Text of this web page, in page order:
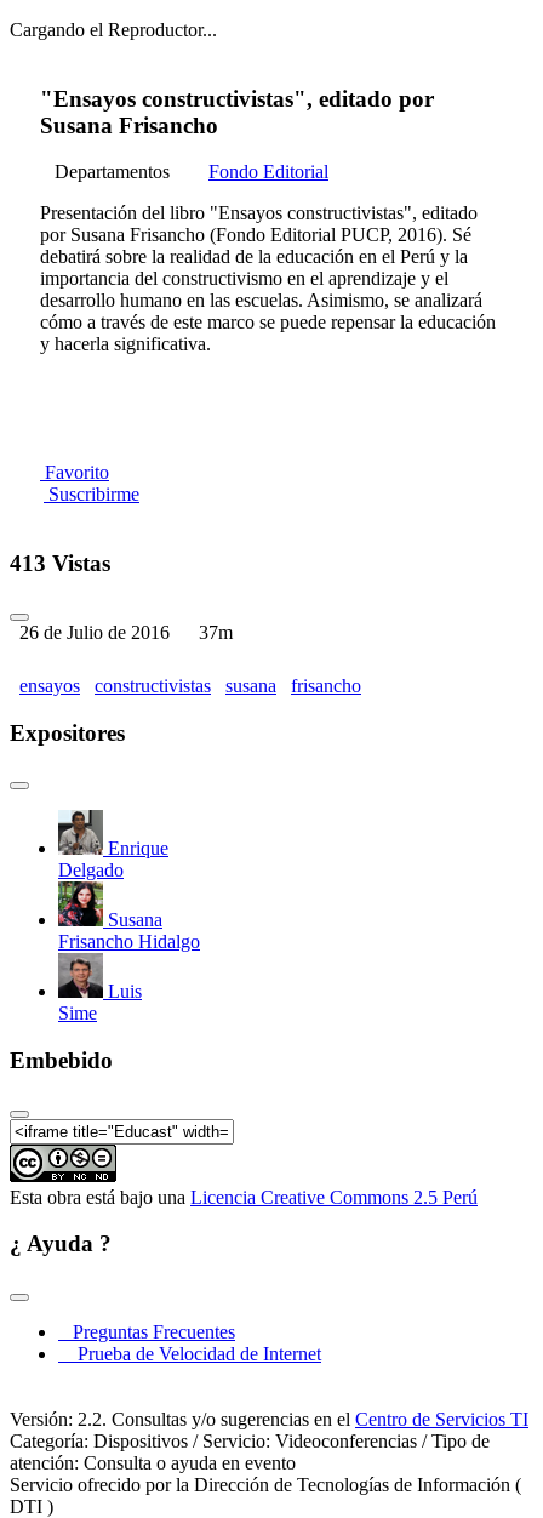
Cargando el Reproductor...
"Ensayos constructivistas", editado por
Susana Frisancho
Departamentos
Fondo Editorial
Presentación del libro "Ensayos constructivistas", editado
por Susana Frisancho (Fondo Editorial PUCP, 2016). Sé
debatirá sobre la realidad de la educación en el Perú y la
importancia del constructivismo en el aprendizaje y el
desarrollo humano en las escuelas. Asimismo, se analizará
cómo a través de este marco se puede repensar la educación
y hacerla significativa.
Favorito
Suscribirme
413 Vistas
26 de Julio de 2016 37m
ensayos constructivistas susana frisancho
Expositores
Enrique
Delgado
Susana
Frisancho Hidalgo
Luis
Sime
Embebido
Esta obra está bajo una Licencia Creative Commons 2.5 Perú
¿ Ayuda ?
Preguntas Frecuentes
Prueba de Velocidad de Internet
Versión: 2.2. Consultas y/o sugerencias en el Centro de Servicios TI
Categoría: Dispositivos / Servicio: Videoconferencias / Tipo de
atención: Consulta o ayuda en evento
Servicio ofrecido por la Dirección de Tecnologías de Información (
DTI )